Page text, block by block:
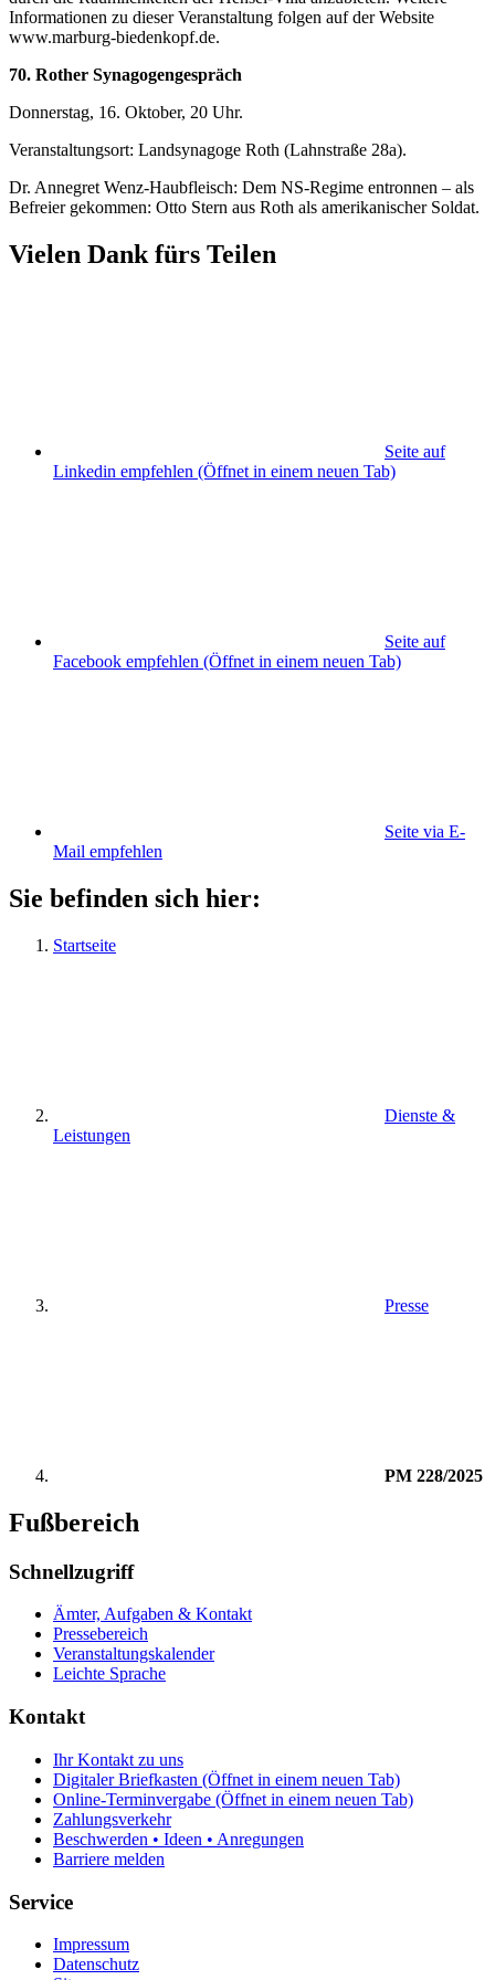
Informationen zu dieser Veranstaltung folgen auf der Website
www.marburg-biedenkopf.de.
70. Rother Synagogengespräch
Donnerstag, 16. Oktober, 20 Uhr.
Veranstaltungsort: Landsynagoge Roth (Lahnstraße 28a).
Dr. Annegret Wenz-Haubfleisch: Dem NS-Regime entronnen – als
Befreier gekommen: Otto Stern aus Roth als amerikanischer Soldat.
Vielen Dank fürs Teilen
Seite auf
Linkedin empfehlen (Öffnet in einem neuen Tab)
Seite auf
Facebook empfehlen (Öffnet in einem neuen Tab)
Seite via E-
Mail empfehlen
Sie befinden sich hier:
Startseite
Dienste &
Leistungen
Presse
PM 228/2025
Fußbereich
Schnellzugriff
Ämter, Aufgaben & Kontakt
Pressebereich
Veranstaltungskalender
Leichte Sprache
Kontakt
Ihr Kontakt zu uns
Digitaler Briefkasten (Öffnet in einem neuen Tab)
Online-Terminvergabe (Öffnet in einem neuen Tab)
Zahlungsverkehr
Beschwerden • Ideen • Anregungen
Barriere melden
Service
Impressum
Datenschutz